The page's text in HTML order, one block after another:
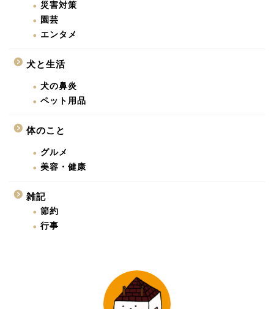
災害対策
園芸
エンタメ
犬と生活
犬の鼻炎
ペット用品
体のこと
グルメ
美容・健康
雑記
節約
行事